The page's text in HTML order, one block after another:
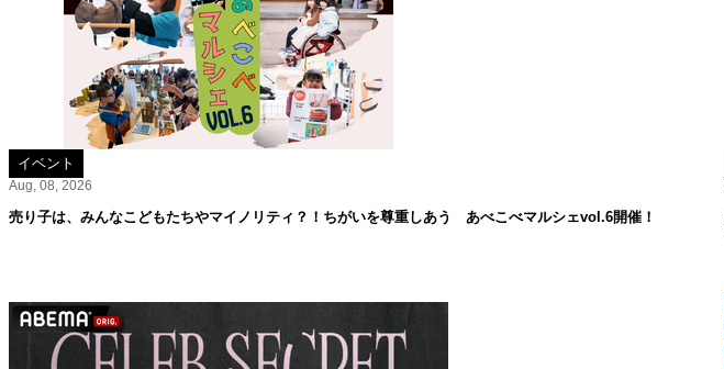
イベント
Aug, 08, 2026
売り子は、みんなこどもたちやマイノリティ？！ちがいを尊重しあう あべこべマルシェvol.6開催！